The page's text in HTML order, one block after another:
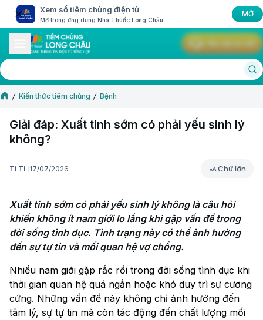
Xem sổ tiêm chủng điện tử
Mở trong ứng dụng Nhà Thuốc Long Châu
MỞ
Kiến thức tiêm chủng Bệnh
Giải đáp: Xuất tinh sớm có phải yếu sinh lý
không?
Ti Ti 17/07/2026 Chữ lớn
Chữ lớn
Xuất tinh sớm có phải yếu sinh lý không là câu hỏi
khiến không ít nam giới lo lắng khi gặp vấn đề trong
đời sống tình dục. Tình trạng này có thể ảnh hưởng
đến sự tự tin và mối quan hệ vợ chồng.
Nhiều nam giới gặp rắc rối trong đời sống tình dục khi
thời gian quan hệ quá ngắn hoặc khó duy trì sự cương
cứng. Những vấn đề này không chỉ ảnh hưởng đến
tâm lý, sự tự tin mà còn tác động đến chất lượng mối